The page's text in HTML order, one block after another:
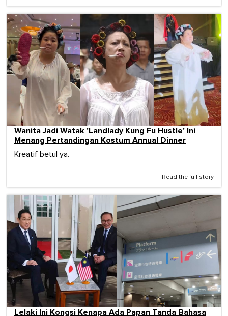
Wanita Jadi Watak 'Landlady Kung Fu Hustle' Ini
Menang Pertandingan Kostum Annual Dinner
Kreatif betul ya.
Read the full story
Lelaki Ini Kongsi Kenapa Ada Papan Tanda Bahasa